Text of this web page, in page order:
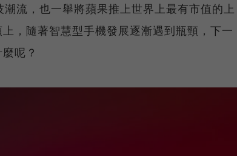
流，也一舉將蘋果推上世界上最有市值的上
，隨著智慧型手機發展逐漸遇到瓶頸，下一
呢？